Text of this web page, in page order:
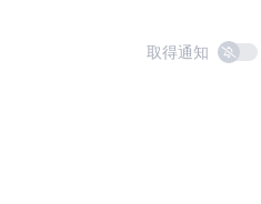
取得通知